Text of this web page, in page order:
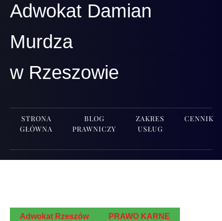
Adwokat Damian
Murdza
w Rzeszowie
STRONA
GŁÓWNA
BLOG
PRAWNICZY
ZAKRES
USŁUG
CENNIK
Adwo­kat Rzeszów PRAWO KARNE